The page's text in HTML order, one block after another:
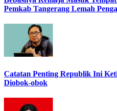
Pemkab Tangerang Lemah
Catatan Penting Republik Ini
Diobok-obok